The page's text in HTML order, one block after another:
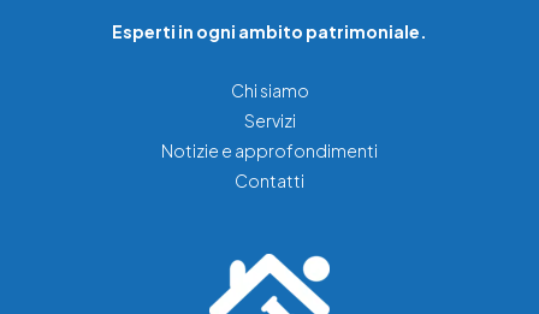
Esperti in ogni ambito patrimoniale.
Chi siamo
Servizi
Notizie e approfondimenti
Contatti